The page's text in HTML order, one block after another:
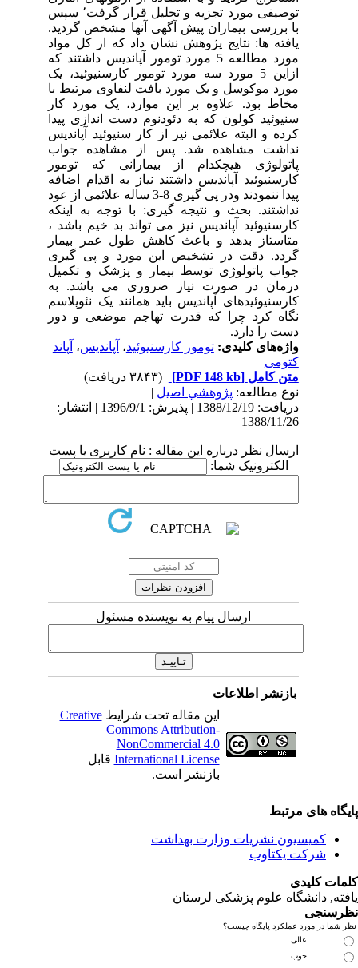
توصیفی مورد تجزیه و تحلیل قرار گرفت٬ سپس
با بررسی بیماران پیش آگهی آنها مشخص گردید.
یافته ها: نتایج پژوهش نشان داد که از کل مواد
مورد مطالعه 5 مورد تومور آپاندیس داشتند که
ازاین 5 مورد سه مورد تومور کارسنیوئید، یک
مورد موکوسل و یک مورد بافت لنفاوی مرتبط با
مخاط بود. علاوه بر این موارد، یک مورد کار
سنیوئید کولون که به دئودنوم دست اندازی پیدا
کرده و البته علائمی نیز از کار سنیوئید آپاندیس
نداشت مشاهده شد. پس از مشاهده جواب
پاتولوژی هیچکدام از بیمارانی که تومور
کارسنیوئید آپاندیس داشتند نیاز به اقدام اضافه
پیدا ننمودند ودر پی گیری 8-3 ساله علائمی از عود
نداشتند. بحث و نتیجه گیری: با توجه به اینکه
کارسنیوئید آپاندیس نیز می تواند بد خیم باشد ،
متاستاز بدهد و باعث کاهش طول عمر بیمار
گردد. دقت در تشخیص این مورد و پی گیری
جواب پاتولوژی توسط بیمار و پزشک و تکمیل
درمان در صورت نیاز ضروری می باشد. به
کارسنیوئیدهای آپاندیس باید همانند یک نئوپلاسم
نگاه کرد چرا که قدرت تهاجم موضعی و دور
دست را دارد.
واژه‌های کلیدی:تومور کارسنیوئید،آپاندیس،آپاند
کتومی
متن کامل[PDF 148 kb]
نوع مطالعه:پژوهشي اصیل|
دریافت: 1388/12/19 | پذیرش: 1396/9/1 | انتشار:
1388/11/26
ارسال نظر درباره این مقاله : نام کاربری یا پست
الکترونیک شما:
ارسال پیام به نویسنده مسئول
بازنشر اطلاعات
این مقاله تحت شرایطCreative
Commons Attribution-
NonCommercial 4.0
International Licenseقابل
بازنشر است.
های مرتبط
کمیسیون نشریات وزارت بهداشت
شرکت یکتاوب
کلیدی
, دانشگاه علوم پزشکی لرستان
شما در مورد عملکرد پایگاه چیست؟
عالی
خوب